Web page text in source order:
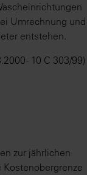
Umrechnung und
entstehen.
- 10 C 303/99)
zur jährlichen